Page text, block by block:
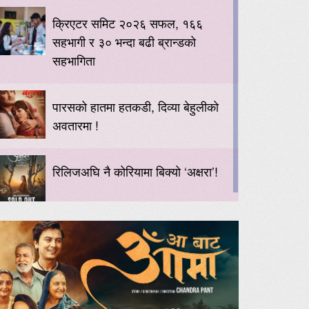
क्रिएटर समिट २०२६ सफल, १६६
सहभागी र ३० भन्दा बढी ब्रान्डको
सहभागिता
पारसको हातमा हतकडी, दिव्या बेहुलीको
अवतारमा !
रिलिजअघि नै कोरियामा बिक्यो ‘अक्षरा’!